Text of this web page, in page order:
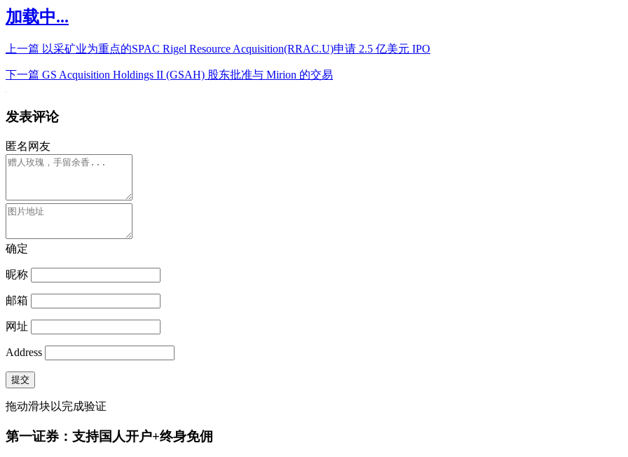
加载中...
上一篇 以采矿业为重点的SPAC Rigel Resource Acquisition(RRAC.U)申请 2.5 亿美元 IPO
下一篇 GS Acquisition Holdings II (GSAH) 股东批准与 Mirion 的交易
发表评论
匿名网友
确定
昵称
邮箱
网址
Address
提交
拖动滑块以完成验证
第一证券：支持国人开户+终身免佣